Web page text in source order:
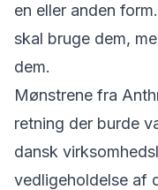
en eller anden
skal bruge dem,
dem.
Mønstrene fra
retning der burde
dansk
vedligeholdelse af